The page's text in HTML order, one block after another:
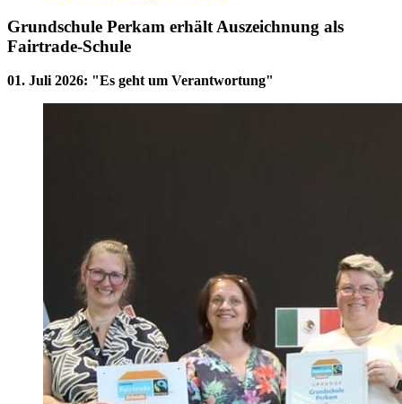
Grundschule Perkam erhält Auszeichnung als
Fairtrade-Schule
01. Juli 2026: "Es geht um Verantwortung"